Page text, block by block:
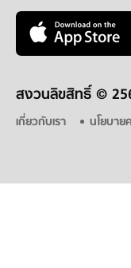
สงวนลิขสิทธิ์ ©
เกี่ยวกับเรา นโยบา